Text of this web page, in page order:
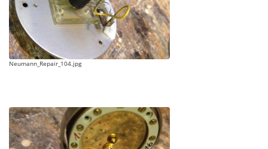
Neumann_Repair_104.jpg